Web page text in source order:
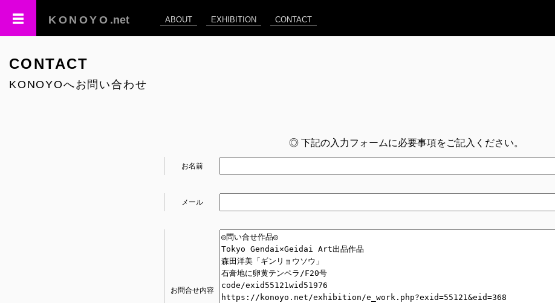
KONOYO .net ABOUT EXHIBITION CONTACT
CONTACT
KONOYOへお問い合わせ
◎ 下記の入力フォームに必要事項をご記入ください。
お名前
メール
お問合せ内容